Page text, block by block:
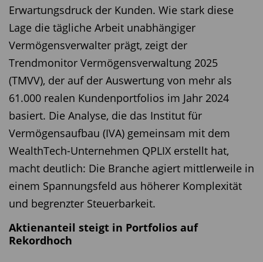
Erwartungsdruck der Kunden. Wie stark diese
Lage die tägliche Arbeit unabhängiger
Vermögensverwalter prägt, zeigt der
Trendmonitor Vermögensverwaltung 2025
(TMVV), der auf der Auswertung von mehr als
61.000 realen Kundenportfolios im Jahr 2024
basiert. Die Analyse, die das Institut für
Vermögensaufbau (IVA) gemeinsam mit dem
WealthTech-Unternehmen QPLIX erstellt hat,
macht deutlich: Die Branche agiert mittlerweile in
einem Spannungsfeld aus höherer Komplexität
und begrenzter Steuerbarkeit.
Aktienanteil steigt in Portfolios auf
Rekordhoch